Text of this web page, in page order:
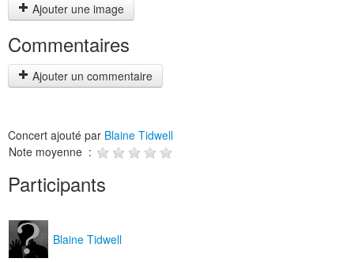
Ajouter une image
Commentaires
Ajouter un commentaire
Concert ajouté par Blaine Tidwell
Note moyenne :
Participants
Blaine Tidwell